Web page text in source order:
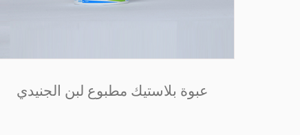
عبوة بلاستيك مطبوع لبن الجنيدي